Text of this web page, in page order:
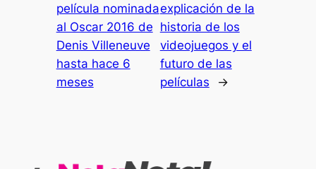
película nominada
al Oscar 2016 de
Denis Villeneuve
hasta hace 6
meses
explicación de la
historia de los
videojuegos y el
futuro de las
películas
→